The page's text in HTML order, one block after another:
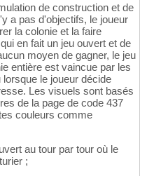
de construction et de
a pas d'objectifs, le joueur
la colonie et la faire
en fait un jeu ouvert et de
moyen de gagner, le jeu
entière est vaincue par les
le joueur décide
Les visuels sont basés
de la page de code 437
couleurs comme
au tour par tour où le
;